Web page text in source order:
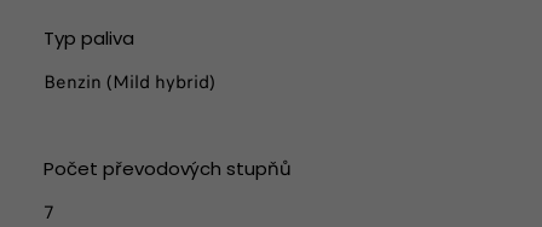
Typ paliva
Benzin (Mild hybrid)
Počet převodových stupňů
7